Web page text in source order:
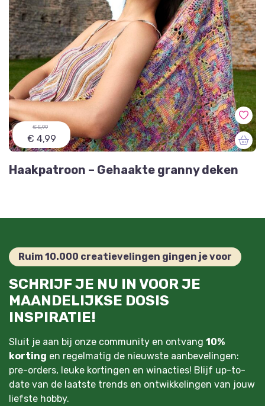
€ 5,99
€ 4,99
Haakpatroon – Gehaakte granny deken
Ruim 10.000 creatievelingen gingen je voor
SCHRIJF JE NU IN VOOR JE
MAANDELIJKSE DOSIS
INSPIRATIE!
Sluit je aan bij onze community en ontvang 10%
korting en regelmatig de nieuwste aanbevelingen:
pre-orders, leuke kortingen en winacties! Blijf up-to-
date van de laatste trends en ontwikkelingen van jouw
liefste hobby.